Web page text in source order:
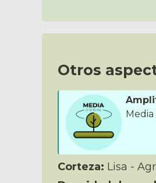
Otros
Media
Corteza: Lisa -